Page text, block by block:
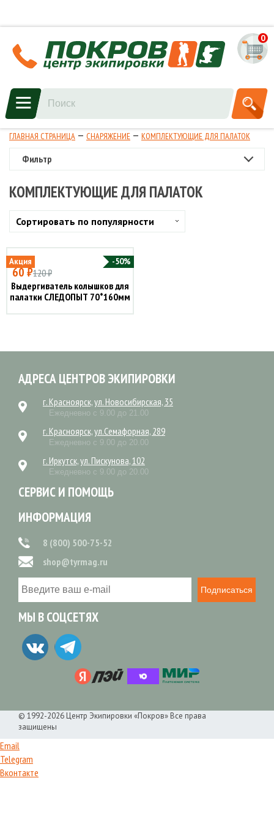
0
ГЛАВНАЯ СТРАНИЦА СНАРЯЖЕНИЕ КОМПЛЕКТУЮЩИЕ ДЛЯ ПАЛАТОК
Фильтр
КОМПЛЕКТУЮЩИЕ ДЛЯ ПАЛАТОК
Сортировать по популярности
Акция -50%
60 ₽120 ₽
Выдергиватель колышков для
палатки СЛЕДОПЫТ 70*160мм
АДРЕСА ЦЕНТРОВ ЭКИПИРОВКИ
г. Красноярск, ул. Новосибирская, 35
Ежедневно с 9.00 до 21.00
г. Красноярск, ул.Семафорная, 289
Ежедневно с 9.00 до 20.00
г. Иркутск, ул. Пискунова, 102
Ежедневно с 9.00 до 20.00
СЕРВИС И ПОМОЩЬ
ИНФОРМАЦИЯ
8 (800) 500-75-52
shop@tyrmag.ru
Подписаться
МЫ В СОЦСЕТЯХ
© 1992-2026 Центр Экипировки «Покров» Все права
защищены
Email
Telegram
Вконтакте